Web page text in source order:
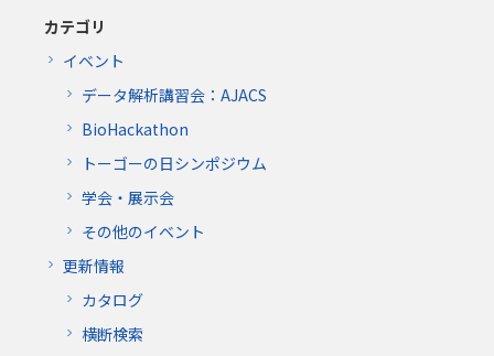
カテゴリ
イベント
データ解析講習会：AJACS
BioHackathon
トーゴーの日シンポジウム
学会・展示会
その他のイベント
更新情報
カタログ
横断検索